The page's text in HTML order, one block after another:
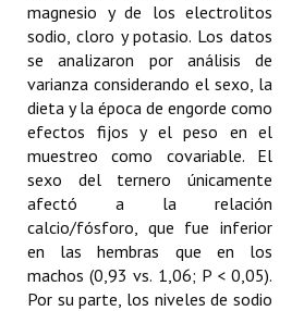
magnesio y de los electrolitos
sodio, cloro y potasio. Los datos
se analizaron por análisis de
varianza considerando el sexo, la
dieta y la época de engorde como
efectos fijos y el peso en el
muestreo como covariable. El
sexo del ternero únicamente
afectó a la relación
calcio/fósforo, que fue inferior
en las hembras que en los
machos (0,93 vs. 1,06; P < 0,05).
Por su parte, los niveles de sodio